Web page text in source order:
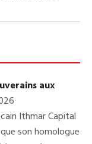
aux
Ithmar Capital
son homologue